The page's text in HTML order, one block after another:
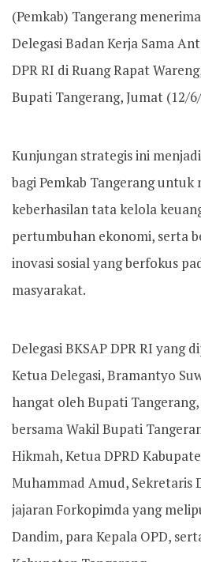
(Pemkab) Tangerang
Delegasi Badan Kerja Sama
DPR RI di Ruang Rapat
Bupati Tangerang, Jumat (12/
Kunjungan strategis ini
bagi Pemkab Tangerang untuk
keberhasilan tata kelola
pertumbuhan ekonomi, serta
inovasi sosial yang berfokus
masyarakat.
Delegasi BKSAP DPR RI yang
Ketua Delegasi, Bramantyo
hangat oleh Bupati
bersama Wakil Bupati
Hikmah, Ketua DPRD
Muhammad Amud, Sekretaris
jajaran Forkopimda yang
Dandim, para Kepala OPD,